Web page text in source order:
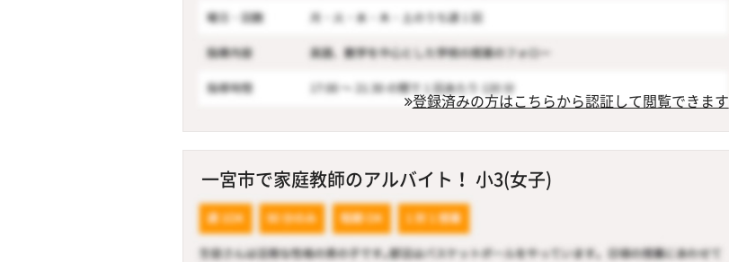
登録済みの方はこちらから認証して閲覧できます
一宮市で家庭教師のアルバイト！ 小3(女子)